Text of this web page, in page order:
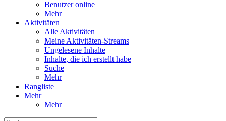
Benutzer online
Mehr
Aktivitäten
Alle Aktivitäten
Meine Aktivitäten-Streams
Ungelesene Inhalte
Inhalte, die ich erstellt habe
Suche
Mehr
Rangliste
Mehr
Mehr